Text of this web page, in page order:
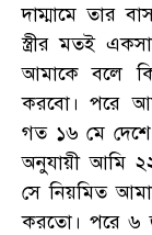
দাম্মামে তার
স্ত্রীর মতই
আমাকে বলে
করবো। পরে
গত ১৬ মে দেশে
অনুযায়ী আমি
সে নিয়মিত
করতো। পরে ৬